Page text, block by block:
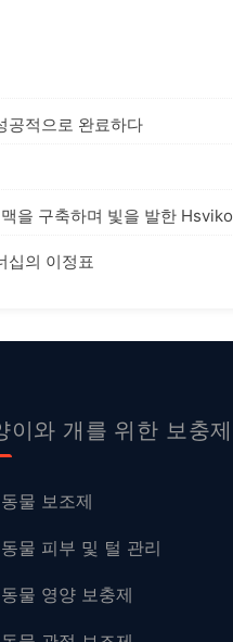
공적으로 완료하다
을 구축하며 빛을 발한 Hsviko
십의 이정표
이와 개를 위한 보충제
물 보조제
물 피부 및 털 관리
물 영양 보충제